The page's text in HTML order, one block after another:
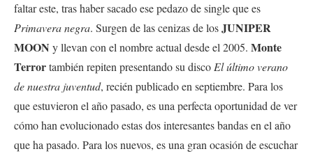
faltar este, tras haber sacado ese pedazo de single que es
Primavera negra. Surgen de las cenizas de losJUNIPER
MOON y llevan con el nombre actual desde el 2005. Monte
Terrortambién repiten presentando su discoEl último verano
de nuestra juventud, recién publicado en septiembre. Para los
que estuvieron el año pasado, es una perfecta oportunidad de ver
cómo han evolucionado estas dos interesantes bandas en el año
que ha pasado. Para los nuevos, es una gran ocasión de escuchar